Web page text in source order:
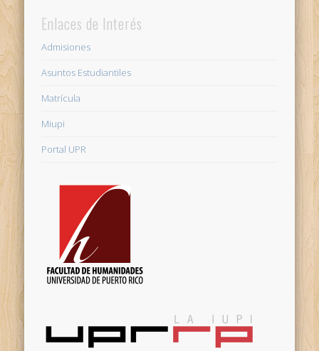
Enlaces de Interés
Admisiones
Asuntos Estudiantiles
Matrícula
Miupi
Portal UPR